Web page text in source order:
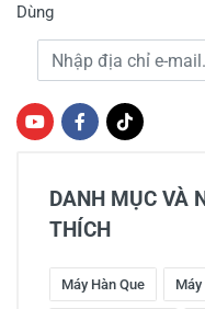
Dùng
Địa chỉ e-mail
DANH MỤC VÀ
THÍCH
Máy Hàn Que Máy